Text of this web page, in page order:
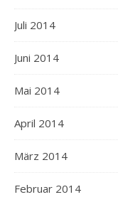
Juli 2014
Juni 2014
Mai 2014
April 2014
März 2014
Februar 2014